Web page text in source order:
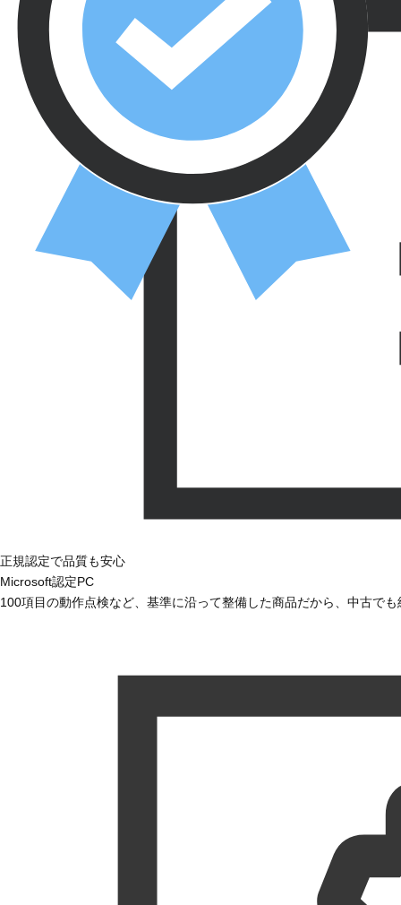
正規認定で品質も安心
Microsoft認定PC
100項目の動作点検など、基準に沿って整備した商品だから、中古で